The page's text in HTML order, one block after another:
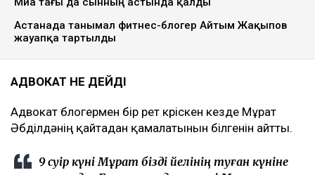
скриншот
неліктен қайтадан қамауға алынғанын айтып берді,
деп хабарлайды
Ulysmedia.kz.
ТАҒЫ ДА ОҚЫҢЫЗДАР
Танымал блогер Қайсар Қамза Қазақстанға
экстрадицияланады